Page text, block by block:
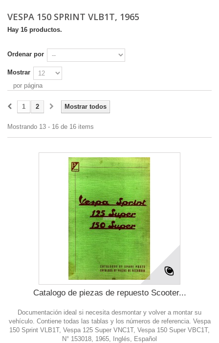
VESPA 150 SPRINT VLB1T, 1965
Hay 16 productos.
Ordenar por
Mostrar
por página
Mostrar todos
1 2
Mostrando 13 - 16 de 16 items
Catalogo de piezas de repuesto Scooter...
Documentación ideal si necesita desmontar y volver a montar su
vehículo. Contiene todas las tablas y los números de referencia. Vespa
150 Sprint VLB1T, Vespa 125 Super VNC1T, Vespa 150 Super VBC1T,
N° 153018, 1965, Inglés, Español